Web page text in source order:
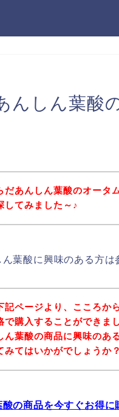
んしん葉酸
だあんしん葉酸のオータ
してみました～♪
葉酸に興味のある方は
記ページより、こころか
で購入することができま
ん葉酸の商品に興味のあ
みてはいかがでしょうか？
の商品を今すぐお得に